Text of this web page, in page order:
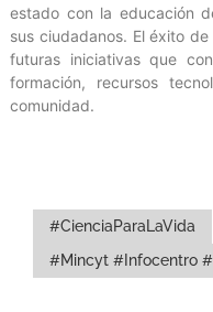
estado con la educación
sus ciudadanos. El éxito
futuras iniciativas que
formación, recursos
comunidad.
#CienciaParaLaVida
#Mincyt #Infocentro